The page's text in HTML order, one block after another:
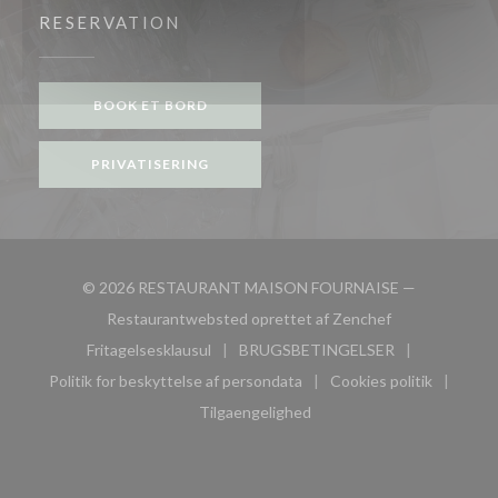
RESERVATION
BOOK ET BORD
PRIVATISERING
© 2026 RESTAURANT MAISON FOURNAISE —
Restaurantwebsted oprettet af Zenchef((åbner i et nyt
Fritagelsesklausul
((åbner i et nyt vindue))
BRUGSBETINGELSER
((åbner i et nyt vindue))
Politik for beskyttelse af persondata
((åbner i et nyt vindue))
Cookies politik
((åbner i et
Tilgaengelighed
((åbner i et nyt vindue))